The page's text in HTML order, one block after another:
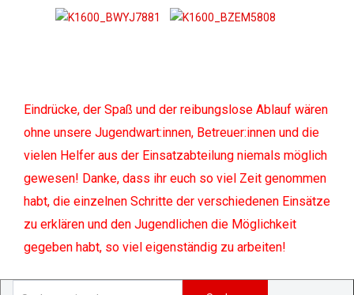
Eindrücke, der Spaß und der reibungslose Ablauf wären
ohne unsere Jugendwart:innen, Betreuer:innen und die
vielen Helfer aus der Einsatzabteilung niemals möglich
gewesen! Danke, dass ihr euch so viel Zeit genommen
habt, die einzelnen Schritte der verschiedenen Einsätze
zu erklären und den Jugendlichen die Möglichkeit
gegeben habt, so viel eigenständig zu arbeiten!